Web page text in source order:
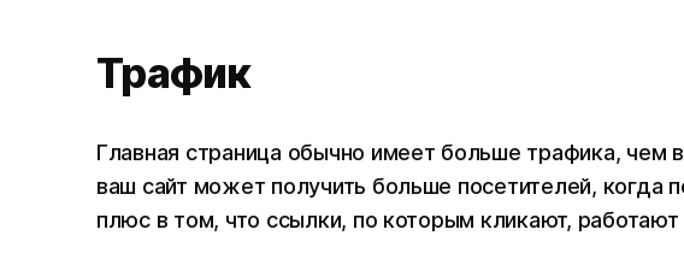
Трафик
Главная страница обычно имеет больше трафика, чем
ваш сайт может получить больше посетителей, когда
плюс в том, что ссылки, по которым кликают,